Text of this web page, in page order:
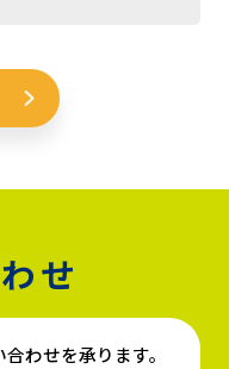
せ
わせを承ります。